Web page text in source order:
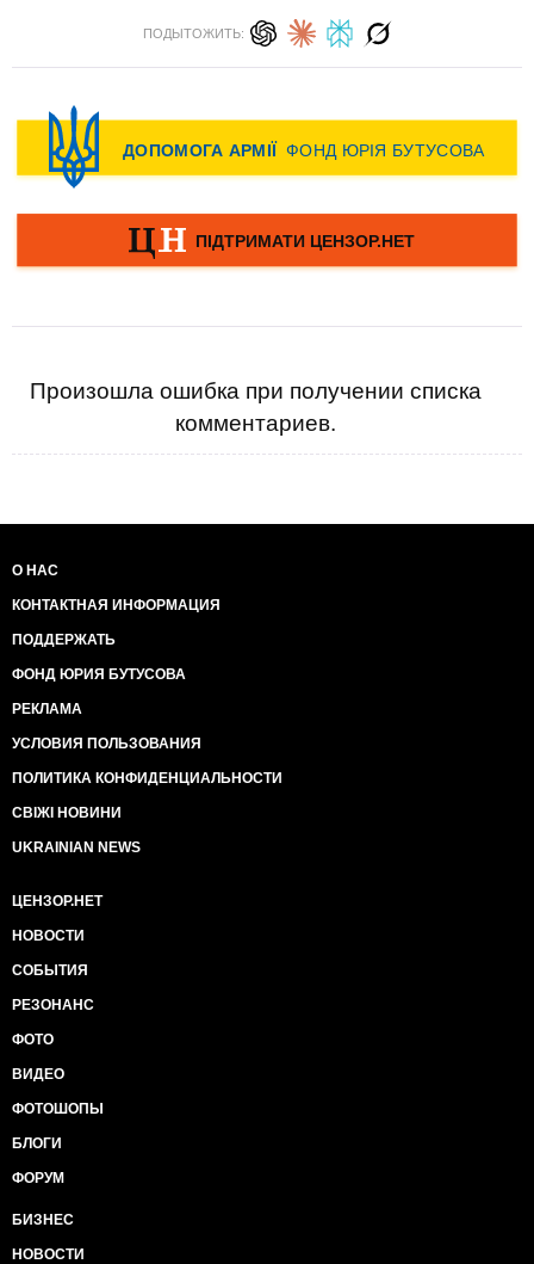
ПОДЫТОЖИТЬ:
Произошла ошибка при получении списка
комментариев.
О НАС
КОНТАКТНАЯ ИНФОРМАЦИЯ
ПОДДЕРЖАТЬ
ФОНД ЮРИЯ БУТУСОВА
РЕКЛАМА
УСЛОВИЯ ПОЛЬЗОВАНИЯ
ПОЛИТИКА КОНФИДЕНЦИАЛЬНОСТИ
СВІЖІ НОВИНИ
UKRAINIAN NEWS
ЦЕНЗОР.НЕТ
НОВОСТИ
СОБЫТИЯ
РЕЗОНАНС
ФОТО
ВИДЕО
ФОТОШОПЫ
БЛОГИ
ФОРУМ
БИЗНЕС
НОВОСТИ